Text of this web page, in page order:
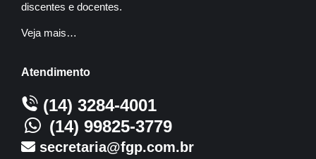
discentes e docentes.
Veja mais…
Atendimento
(14) 3284-4001
(14) 99825-3779
secretaria@fgp.com.br